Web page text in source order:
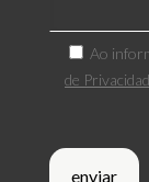
Ao
de